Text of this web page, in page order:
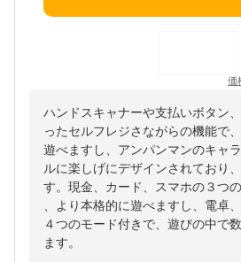
価
ハンドスキャナーや支払いボタン
ったセルフレジさながらの機能で
遊べますし、アンパンマンのキャ
ルに楽しげにデザインされており
す。現金、カード、スマホの３つ
、より本格的に遊べますし、電卓
４つのモード付きで、遊びの中で
ます。